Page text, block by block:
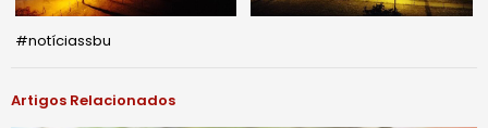
#notíciassbu
Artigos Relacionados